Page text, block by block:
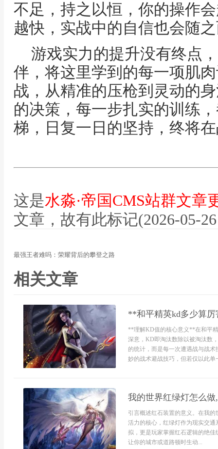
不足，持之以恒，你的操作
越快，实战中的自信也会随
游戏实力的提升没有终点
伴，将这里学到的每一项肌
战，从精准的压枪到灵动的
的决策，每一步扎实的训练
梯，日复一日的坚持，终将
这是水淼·帝国CMS站群文章
文章，故有此标记(2026-05-
最强王者难吗：荣耀背后的攀登之路
相关文章
**和平精英kd多少算
**理解KD值的核心意义**在和平
深意，KD即淘汰数除以被淘汰数
的统计，而是每一次遭遇战与战
妙的战术避战技巧，但若仅以此单
我的世界红绿灯怎么
引言概述红石装置的意义。在我
活力的核心，红绿灯作为现实交
拟，更是玩家掌握红石逻辑的绝
让你的城市或道路顿时生动...